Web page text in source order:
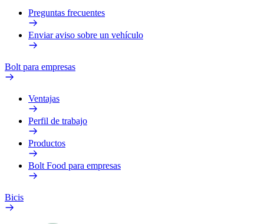
Preguntas frecuentes
Enviar aviso sobre un vehículo
Bolt para empresas
Ventajas
Perfil de trabajo
Productos
Bolt Food para empresas
Bicis